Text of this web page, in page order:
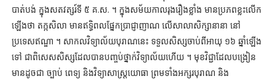
បាត់បង់ ក្នុងសតវត្សរ៍ទី ៥ គ.ស. ។ ក្នុងសម័យកាលរុងរឿងខ្លាំង មានប្រភពខ្លះលើក
ឡើងថា តក្កសិលា មានឥទ្ធិពលផ្នែកប្រាជ្ញាញាណ លើសាលាសិក្សានានា នៅ
ប្រទេសឥណ្ឌា ។ សាកលវិទ្យាល័យបុរាណនេះ ទទួលសិស្សចាប់ពីអាយុ ១៦ ឆ្នាំឡើង
ទៅ ជាពិសេសសិស្សដែលបានបញ្ចប់ថ្នាក់វិទ្យាល័យហើយ ។ មុខវិជ្ជាដែលបង្រៀន
មានដូចជា ច្បាប់ ពេទ្យ និងវិទ្យាសាស្ត្រយោធា ព្រមទាំងអក្សរបុរាណ និង